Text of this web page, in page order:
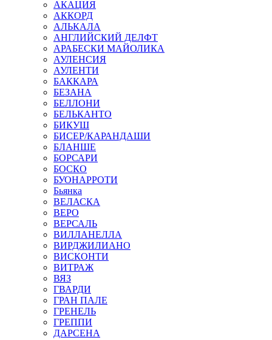
АКАЦИЯ
АККОРД
АЛЬКАЛА
АНГЛИЙСКИЙ ДЕЛФТ
АРАБЕСКИ МАЙОЛИКА
АУЛЕНСИЯ
АУЛЕНТИ
БАККАРА
БЕЗАНА
БЕЛЛОНИ
БЕЛЬКАНТО
БИКУШ
БИСЕР/КАРАНДАШИ
БЛАНШЕ
БОРСАРИ
БОСКО
БУОНАРРОТИ
Бьянка
ВЕЛАСКА
ВЕРО
ВЕРСАЛЬ
ВИЛЛАНЕЛЛА
ВИРДЖИЛИАНО
ВИСКОНТИ
ВИТРАЖ
ВЯЗ
ГВАРДИ
ГРАН ПАЛЕ
ГРЕНЕЛЬ
ГРЕППИ
ДАРСЕНА